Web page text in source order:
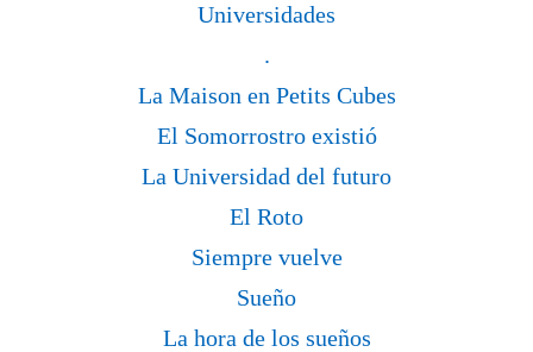
Universidades
.
La Maison en Petits Cubes
El Somorrostro existió
La Universidad del futuro
El Roto
Siempre vuelve
Sueño
La hora de los sueños